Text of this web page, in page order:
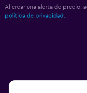
Al crear una alerta de precio,
política de privacidad..